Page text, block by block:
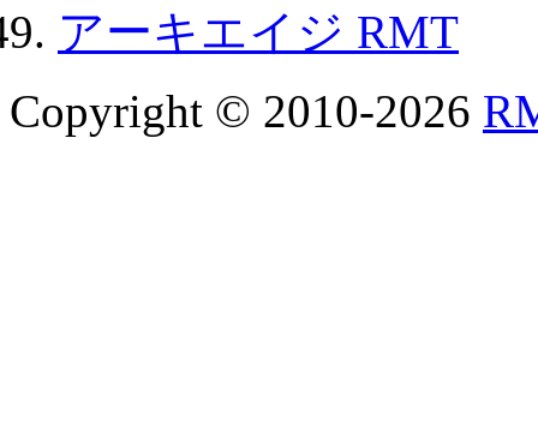
アーキエイジ RMT
Copyright © 2010-2026